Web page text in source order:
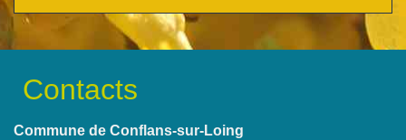
Contacts
Commune de Conflans-sur-Loing